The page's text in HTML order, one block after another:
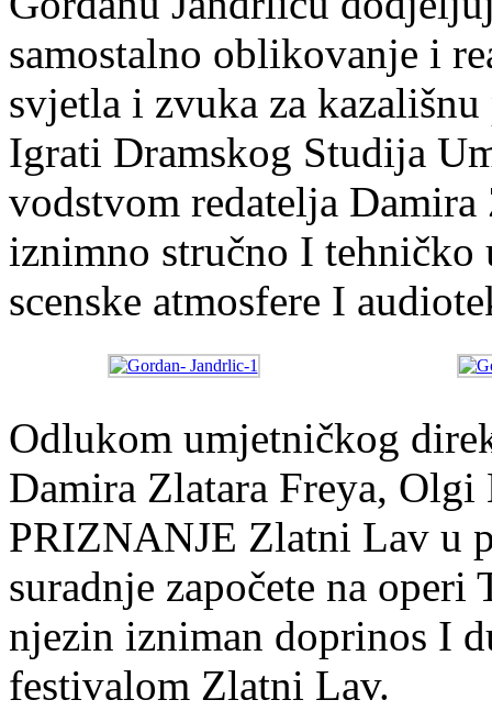
samostalno oblikovanje i
svjetla i zvuka za
Igrati Dramskog Studija
vodstvom redatelja
iznimno stručno I
scenske atmosfere I
Odlukom umjetničkog
Damira Zlatara Freya,
PRIZNANJE Zlatni Lav u
suradnje započete na operi
njezin izniman doprinos I
festivalom Zlatni Lav.